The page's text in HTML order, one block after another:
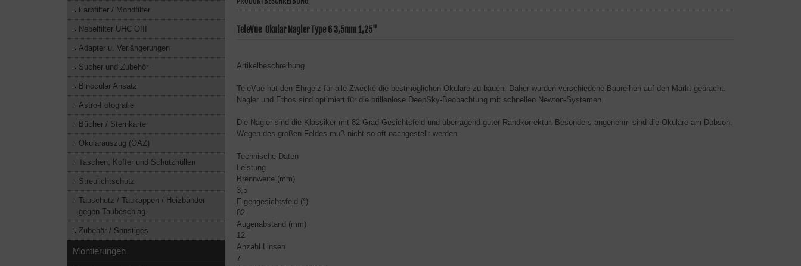
TeleVue Okular Nagler Type 6 3,5mm 1,25"
Artikelbeschreibung
TeleVue hat den Ehrgeiz für alle Zwecke die bestmöglichen Okulare zu bauen. Daher wurden verschiedene Baureihen auf den Markt gebracht.
Nagler und Ethos sind optimiert für die brillenlose DeepSky-Beobachtung mit schnellen Newton-Systemen.
Die Nagler sind die Klassiker mit 82 Grad Gesichtsfeld und überragend guter Randkorrektur. Besonders angenehm sind die Okulare am Dobson.
Wegen des großen Feldes muß nicht so oft nachgestellt werden.
Technische Daten
Leistung
Brennweite (mm)
3,5
Eigengesichtsfeld (°)
82
Augenabstand (mm)
12
Anzahl Linsen
7
Farbfilter / Mondfilter
Nebelfilter UHC OIII
Adapter u. Verlängerungen
Sucher und Zubehör
Binocular Ansatz
Astro-Fotografie
Bücher / Sternkarte
Okularauszug (OAZ)
Taschen, Koffer und Schutzhüllen
Streulichtschutz
Tauschutz / Taukappen / Heizbänder
gegen Taubeschlag
Zubehör / Sonstiges
Montierungen